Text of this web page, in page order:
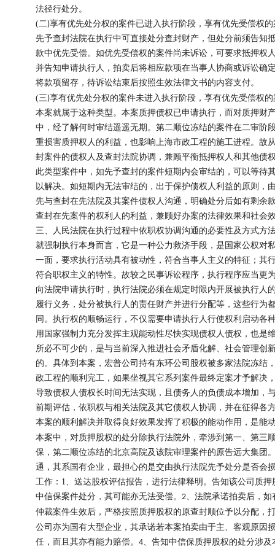
法径行处分。
(二)享有优先处分权的案件已进入执行阶段，享有优先受偿权
先予查封法院在执行中可直接处分查封财产，但处分前须告知
款中优先受偿。如优先受偿权的案件尚未诉讼，可要求抵押权
并告知申请执行人，拍卖后将相应款项在当事人协商或诉讼确
将款项留存，待诉讼结束后按照生效法律文书的内容支付。
(三)享有优先处分权的案件未进入执行阶段，享有优先受偿权
本案就属于这种类型。本案质押债权已申请执行，而对质押财
中，经了解何时审结遥遥无期。第二顺位冻结的案件在二审阶
重损害质押权人的利益，也影响上海市政工程的施工进程。故
封案件的债权人及查封法院协调，兼顾平衡抵押权人和其他债
此类型案件中，如先予查封的案件短期内会审结的，可以等待
以解决。如短期内无法审结的，出于保护债权人利益的原则，
先与查封在先法院及其案件债权人沟通，明确处分后如有剩余
查封在先案件的权利人的利益，兼顾好办案的法律效果和社会
三、人民法院在执行过程中依职权协调沟通的必要性及方式方
就强制执行本身而言，它是一种公力救济手段，是国家公权对
一面，要求执行活动具有被动性，符合当事人主义的特征；其
符合职权主义的特性。故较之民事诉讼程序，执行程序应当更
向法院申请执行时，执行法院必须在规定时限内开展被执行人
履行义务，处分被执行人的责任财产并进行分配等，这些行为
同。执行权的顺畅运行，不仅需要申请执行人行使权利启动各
用国家强制力充分发挥主观能动性尽快实现债权人债权，也是
所必不可少的，是与当前深入推进社会矛盾化解、社会管理创
的。具体到本案，宏普公司持有东环公司股权被多家法院冻结
政工程的顺利完工，如果坐视其它系列案件最终定案才予解决
导致债权人债权长时间无法实现，且债务人的负债成本增加，
前期评估，依职权与相关法院及其它债权人协调，并在征得各
本案的顺利解决并取得良好效果发挥了积极的能动作用，是能
本案中，对质押股权的处分除执行法院外，牵涉到第一、第三
保，第二顺位冻结的北京高院及该院审理案件的原告远大集团
通，其系国有企业，最担心的是交由执行法院先予处分是否会
工作： 1、送达股权评估报告，进行法律释明。告知该公司质
中信保案件处分，其可能亦无法受偿。 2、法院承诺拍卖后，
仲裁案件生效后，严格按照质押股权的原查封顺位予以分配，
公司亦为国有大型企业，其承诺若本案拍卖由于主、客观原因
任，而且其亦有能力赔偿。 4、告知中信保质押股权的处分涉